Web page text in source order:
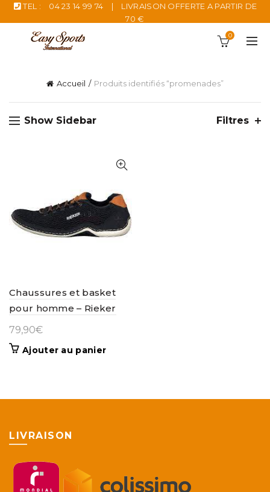
TEL : 04 23 14 99 74 |
LIVRAISON OFFERTE A PARTIR DE
70 €
0
Accueil Produits identifiés “promenades”
Show Sidebar Filtres
Chaussures et basket
pour homme – Rieker
79,90€
Ajouter au panier
LIVRAISON